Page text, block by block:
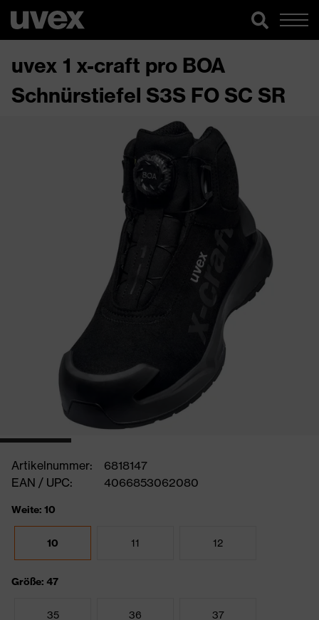
uvex 1 x-craft pro BOA
Schnürstiefel S3S FO SC SR
Artikelnummer:
6818147
EAN / UPC:
4066853062080
Weite: 10
10 11 12
Größe: 47
35 36 37